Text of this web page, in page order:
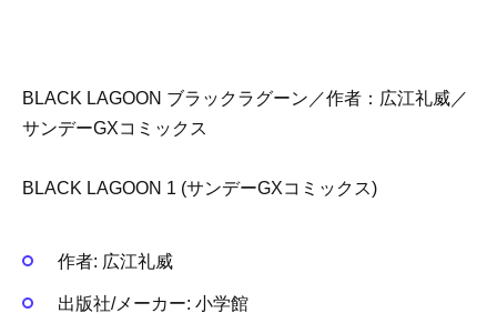
BLACK LAGOON ブラックラグーン／作者：広江礼威／
サンデーGXコミックス
BLACK LAGOON 1 (サンデーGXコミックス)
作者: 広江礼威
出版社/メーカー: 小学館